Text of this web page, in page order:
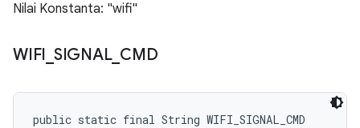
Nilai Konstanta: "wifi"
WIFI SIGNAL_ CMD
public static final String WIFI_SIGNAL_CMD